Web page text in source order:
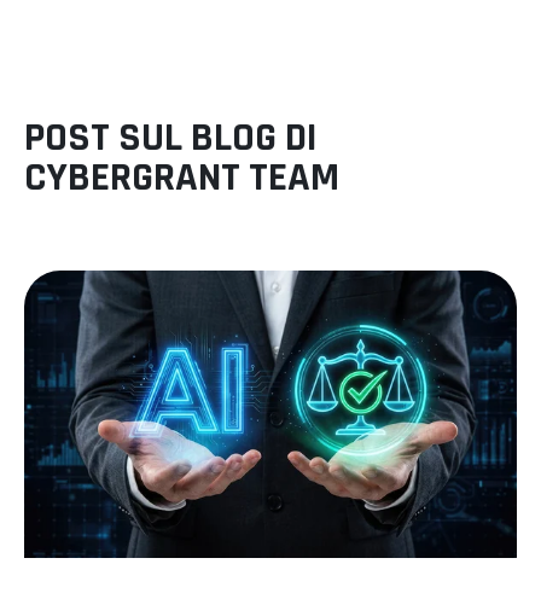
POST SUL BLOG DI
CYBERGRANT TEAM